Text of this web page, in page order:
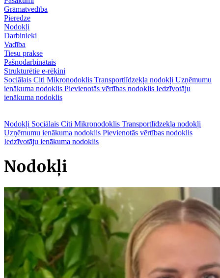
Grāmatvedība
Pieredze
Nodokļi
Darbinieki
Vadība
Tiesu prakse
Pašnodarbinātais
Strukturētie e-rēķini
Sociālais Citi Mikronodoklis Transportlīdzekļa nodokļi Uzņēmumu
ienākuma nodoklis Pievienotās vērtības nodoklis Iedzīvotāju
ienākuma nodoklis
Nodokļi Sociālais Citi Mikronodoklis Transportlīdzekļa nodokļi
Uzņēmumu ienākuma nodoklis Pievienotās vērtības nodoklis
Iedzīvotāju ienākuma nodoklis
Nodokļi